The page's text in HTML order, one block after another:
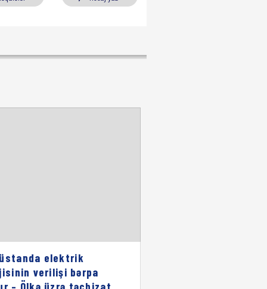
elektrik
verilişi bərpa